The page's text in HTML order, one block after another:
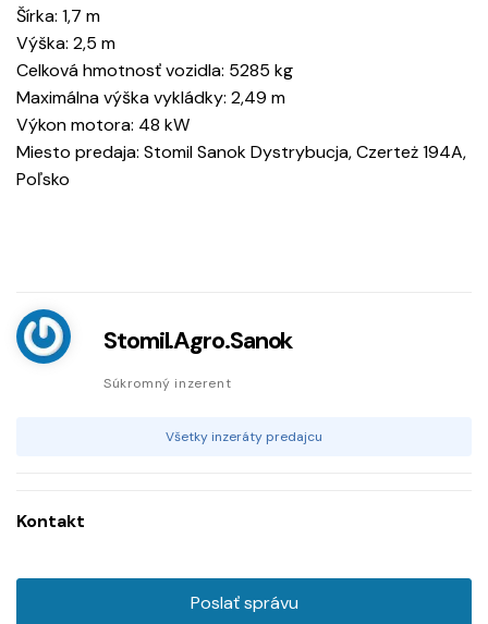
Šírka: 1,7 m
Výška: 2,5 m
Celková hmotnosť vozidla: 5285 kg
Maximálna výška vykládky: 2,49 m
Výkon motora: 48 kW
Miesto predaja: Stomil Sanok Dystrybucja, Czerteż 194A,
Poľsko
Stomil.Agro.Sanok
Súkromný inzerent
Všetky inzeráty predajcu
Kontakt
Poslať správu